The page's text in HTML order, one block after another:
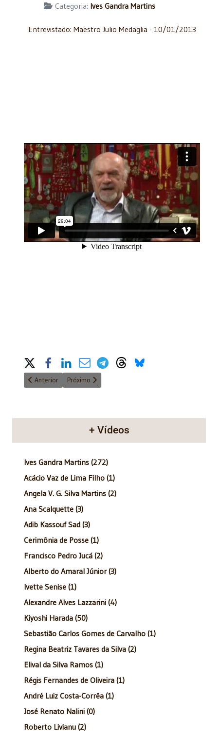
Categoria: Ives Gandra Martins
Entrevistado: Maestro Julio Medaglia - 10/01/2013
Share on Social Media
Artigo anterior: Anatomia do Poder
Anterior Próximo artigo: Anatomia do Poder - 02/12/2012
Próximo
+ Vídeos
Ives Gandra Martins (272)
Acácio Vaz de Lima Filho (1)
Angela V. G. Silva Martins (2)
Ana Scalquette (3)
Adib Kassouf Sad (3)
Cerimônia de Posse (1)
Francisco Pedro Jucá (2)
Alberto do Amaral Júnior (3)
Ivette Senise (1)
Alexandre Alves Lazzarini (4)
Kiyoshi Harada (50)
Sebastião Carlos Gomes de Carvalho (1)
Regina Beatriz Tavares da Silva (2)
Elival da Silva Ramos (1)
Régis Fernandes de Oliveira (1)
André Luiz Costa-Corrêa (1)
José Renato Nalini (0)
Roberto Livianu (2)